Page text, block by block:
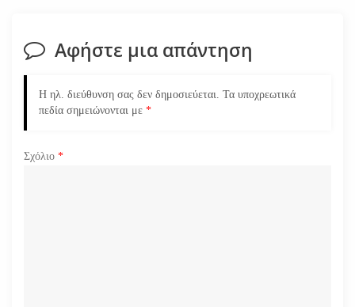
η
ά
θ
Αφήστε μια απάντηση
Η ηλ. διεύθυνση σας δεν δημοσιεύεται. Τα υποχρεωτικά
πεδία σημειώνονται με *
Σχόλιο *